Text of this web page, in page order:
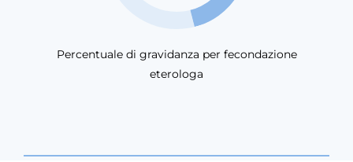
Percentuale di gravidanza per fecondazione
eterologa